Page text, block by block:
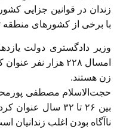
زندان در قوانین جزایی
با برخی از کشورهای
وزیر دادگستری دولت
زن هستند.
حجت‌الاسلام مصطفی
بین ۲۶ تا ۳۲ سال
ناآگاه بودن اغلب زندانیان